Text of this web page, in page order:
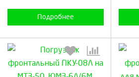
Подробнее